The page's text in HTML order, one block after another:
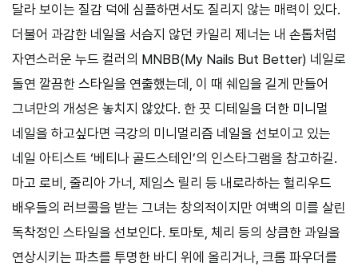
달라 보이는 질감 덕에 심플하면서도 질리지 않는 매력이 있다.
더불어 과감한 네일을 서슴지 않던 카일리 제너는 내 손톱처럼
자연스러운 누드 컬러의 MNBB(My Nails But Better) 네일로
돌연 깔끔한 스타일을 연출했는데, 이 때 쉐입을 길게 만들어
그녀만의 개성은 놓치지 않았다. 한 끗 디테일을 더한 미니멀
네일을 하고싶다면 극강의 미니멀리즘 네일을 선보이고 있는
네일 아티스트 ‘베티나 골드스테인’의 인스타그램을 참고하길.
마고 로비, 줄리아 가너, 제임스 릴리 등 내로라하는 헐리우드
배우들의 러브콜을 받는 그녀는 창의적이지만 여백의 미를 살린
독착정인 스타일을 선보인다. 토마토, 체리 등의 상큼한 과일을
연상시키는 파츠를 투명한 바디 위에 올리거나, 크롬 파우더를